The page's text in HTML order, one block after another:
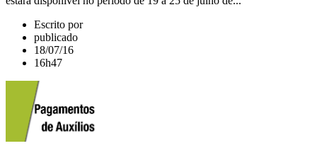
Escrito por
publicado
18/07/16
16h47